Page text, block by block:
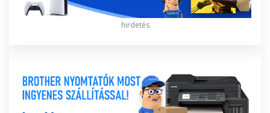
hirdetés